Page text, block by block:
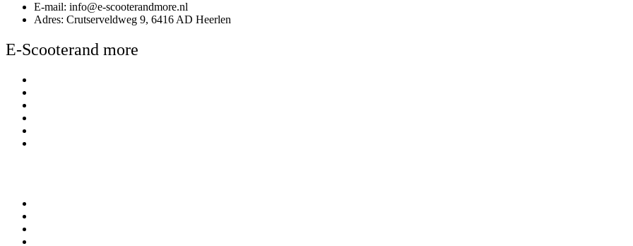
E-mail: info@e-scooterandmore.nl
Adres: Crutserveldweg 9, 6416 AD Heerlen
E-Scooterand more